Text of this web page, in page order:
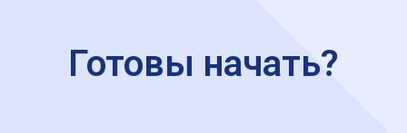
Готовы начать?